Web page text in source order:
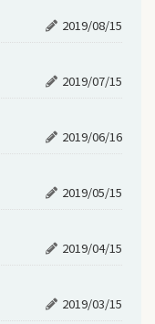
2019/08/15
2019/07/15
2019/06/16
2019/05/15
2019/04/15
2019/03/15